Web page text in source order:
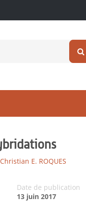
Christian E. ROQUES
Date de publication
13 juin 2017